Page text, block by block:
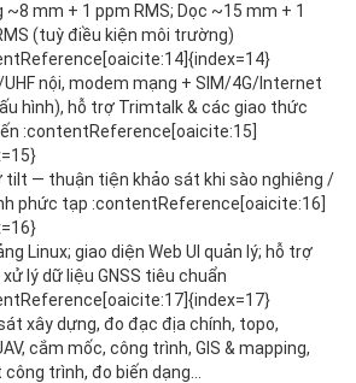
~8 mm + 1 ppm RMS; Dọc ~15 mm + 1
(tuỳ điều kiện môi trường)
UHF nội, modem mạng + SIM/4G/Internet
hình), hỗ trợ Trimtalk & các giao thức
:contentReference[oaicite:15]
tilt — thuận tiện khảo sát khi sào nghiêng /
phức tạp :contentReference[oaicite:16]
Linux; giao diện Web UI quản lý; hỗ trợ
lý dữ liệu GNSS tiêu chuẩn
xây dựng, đo đạc địa chính, topo,
cắm mốc, công trình, GIS & mapping,
công trình, đo biến dạng…